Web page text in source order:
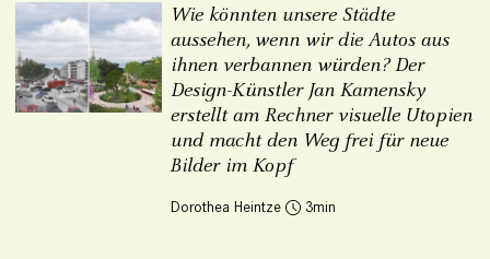
Wie könnten unsere Städte
aussehen, wenn wir die Autos aus
ihnen verbannen würden? Der
Design-Künstler Jan Kamensky
erstellt am Rechner visuelle Utopien
und macht den Weg frei für neue
Bilder im Kopf
Dorothea Heintze 3